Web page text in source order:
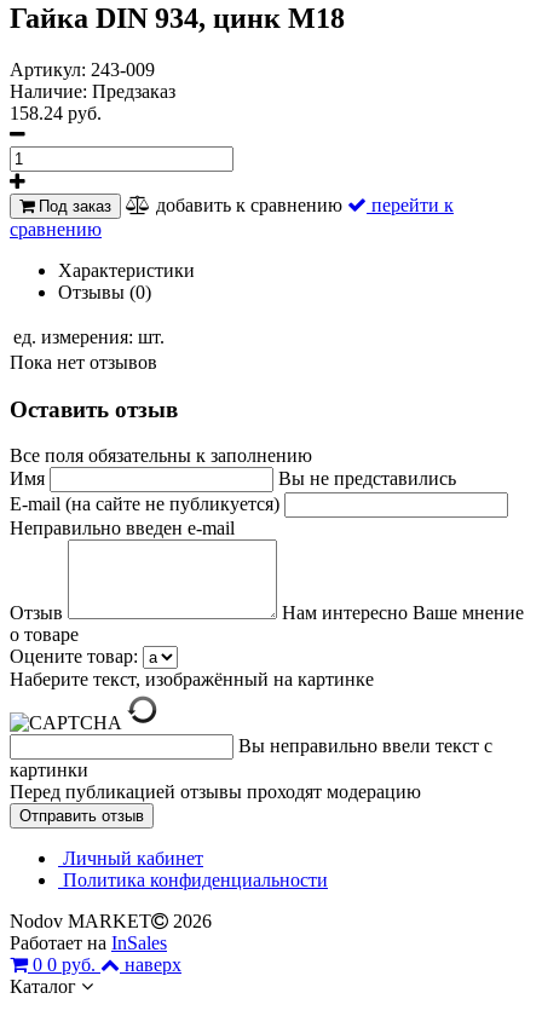
Гайка DIN 934, цинк М18
Артикул: 243-009
Наличие: Предзаказ
158.24 руб.
Под заказ добавить к сравнению
перейти к
сравнению
Характеристики
Отзывы (0)
ед. измерения: шт.
Пока нет отзывов
Оставить отзыв
Все поля обязательны к заполнению
Имя
Вы не представились
E-mail (на сайте не публикуется)
Неправильно введен e-mail
Отзыв
Нам интересно Ваше мнение
о товаре
Оцените товар:
Наберите текст, изображённый на картинке
Вы неправильно ввели текст с
картинки
Перед публикацией отзывы проходят модерацию
Личный кабинет
Политика конфиденциальности
Nodov MARKET
2026
Работает на InSales
0 0 руб.
наверх
Каталог